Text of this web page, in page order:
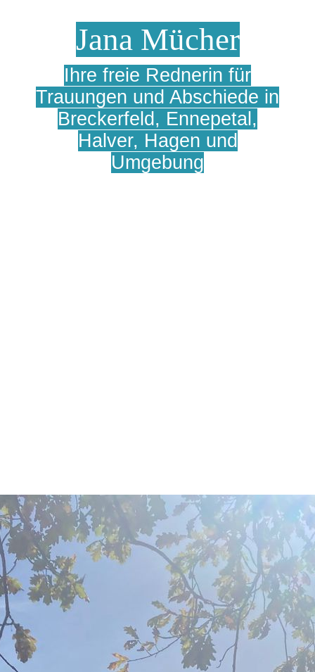
Jana Mücher
Ihre freie Rednerin für
Trauungen und Abschiede in
Breckerfeld, Ennepetal,
Halver, Hagen und
Umgebung